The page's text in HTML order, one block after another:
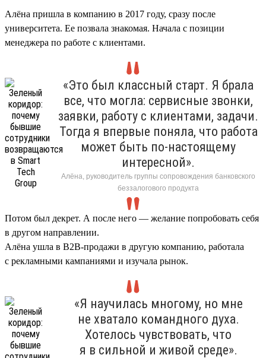
Алёна пришла в компанию в 2017 году, сразу после
университета. Ее позвала знакомая. Начала с позиции
менеджера по работе с клиентами.
«Это был классный старт. Я брала
все, что могла: сервисные звонки,
заявки, работу с клиентами, задачи.
Тогда я впервые поняла, что работа
может быть по-настоящему
интересной».
Алёна, руководитель группы сопровождения банковского
беззалогового продукта
Потом был декрет. А после него — желание попробовать себя
в другом направлении.
Алёна ушла в B2B-продажи в другую компанию, работала
с рекламными кампаниями и изучала рынок.
«Я научилась многому, но мне
не хватало командного духа.
Хотелось чувствовать, что
я в сильной и живой среде».